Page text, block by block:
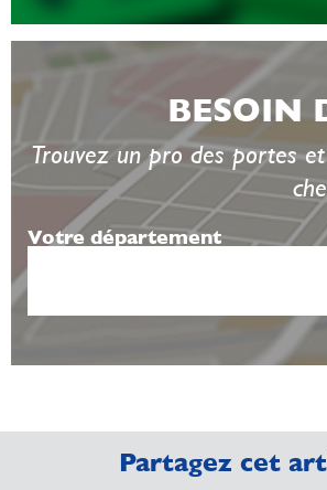
BESOIN
Trouvez un pro des portes
Votre département
Partagez cet